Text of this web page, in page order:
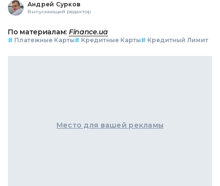
Андрей Сурков
Выпускающий редактор
По материалам: Finance.ua
# Платежные Карты# Кредитные Карты# Кредитный Лимит
Место для вашей рекламы